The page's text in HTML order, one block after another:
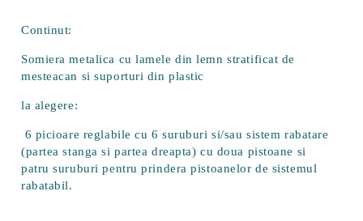
Continut:
Somiera metalica cu lamele din lemn stratificat de
mesteacan si suporturi din plastic
la alegere:
6 picioare reglabile cu 6 suruburi si/sau sistem rabatare
(partea stanga si partea dreapta) cu doua pistoane si
patru suruburi pentru prindera pistoanelor de sistemul
rabatabil.